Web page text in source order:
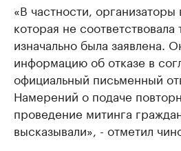
«В частности, организаторы
которая не
изначально была заявлена.
информацию об отказе в
официальный письменный
Намерений о подаче
проведение митинга
высказывали», - отметил